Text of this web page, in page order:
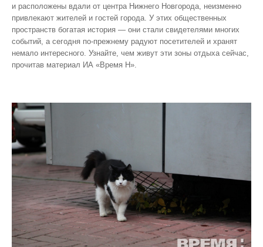
и расположены вдали от центра Нижнего Новгорода, неизменно
привлекают жителей и гостей города. У этих общественных
пространств богатая история — они стали свидетелями многих
событий, а сегодня по‑прежнему радуют посетителей и хранят
немало интересного. Узнайте, чем живут эти зоны отдыха сейчас,
прочитав материал ИА «Время Н».